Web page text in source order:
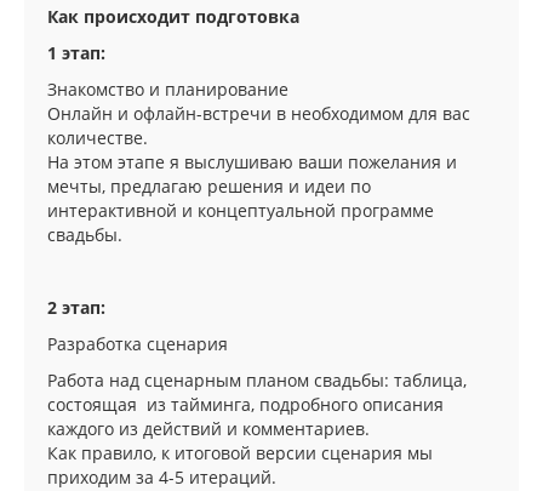
Как происходит подготовка
1 этап:
Знакомство и планирование
Онлайн и офлайн-встречи в необходимом для вас
количестве.
На этом этапе я выслушиваю ваши пожелания и
мечты, предлагаю решения и идеи по
интерактивной и концептуальной программе
свадьбы.
2 этап:
Разработка сценария
Работа над сценарным планом свадьбы: таблица,
состоящая из тайминга, подробного описания
каждого из действий и комментариев.
Как правило, к итоговой версии сценария мы
приходим за 4-5 итераций.